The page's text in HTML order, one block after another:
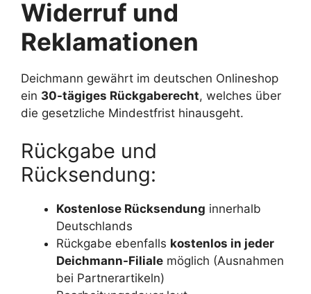
Widerruf und
Reklamationen
Deichmann gewährt im deutschen Onlineshop
ein 30-tägiges Rückgaberecht, welches über
die gesetzliche Mindestfrist hinausgeht.
Rückgabe und
Rücksendung:
Kostenlose Rücksendung innerhalb
Deutschlands
Rückgabe ebenfalls kostenlos in jeder
Deichmann-Filiale möglich (Ausnahmen
bei Partnerartikeln)